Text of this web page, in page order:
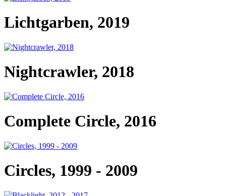
Lichtgarben, 2019
Nightcrawler, 2018
Complete Circle, 2016
Circles, 1999 - 2009